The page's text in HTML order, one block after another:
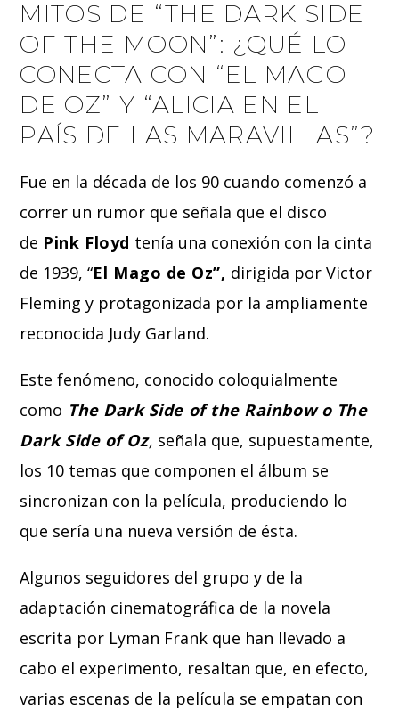
MITOS DE “THE DARK SIDE
OF THE MOON”: ¿QUÉ LO
CONECTA CON “EL MAGO
DE OZ” Y “ALICIA EN EL
PAÍS DE LAS MARAVILLAS”?
Fue en la década de los 90 cuando comenzó a
correr un rumor que señala que el disco
de Pink Floyd tenía una conexión con la cinta
de 1939, “El Mago de Oz”, dirigida por Victor
Fleming y protagonizada por la ampliamente
reconocida Judy Garland.
Este fenómeno, conocido coloquialmente
como The Dark Side of the Rainbow o The
Dark Side of Oz, señala que, supuestamente,
los 10 temas que componen el álbum se
sincronizan con la película, produciendo lo
que sería una nueva versión de ésta.
Algunos seguidores del grupo y de la
adaptación cinematográfica de la novela
escrita por Lyman Frank que han llevado a
cabo el experimento, resaltan que, en efecto,
varias escenas de la película se empatan con